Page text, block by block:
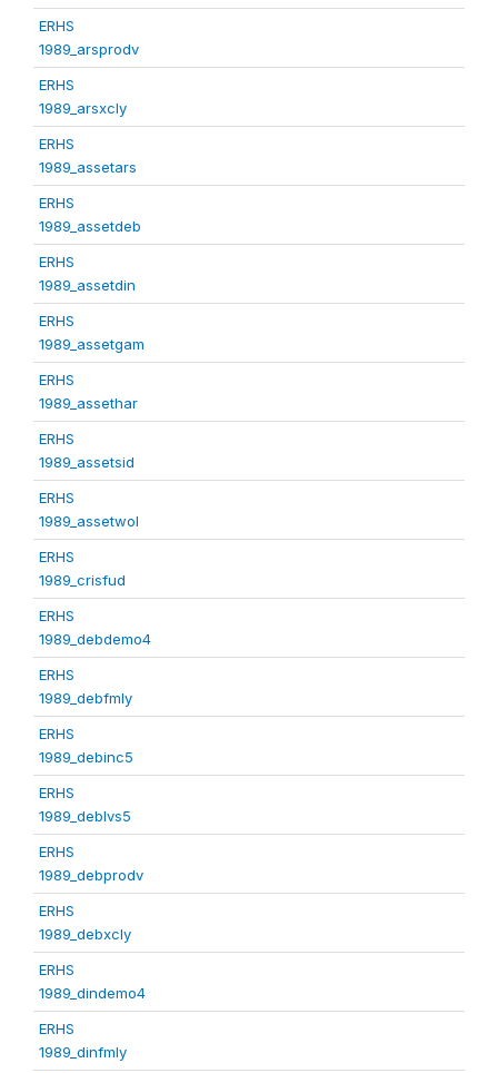
ERHS
1989_arsprodv
ERHS
1989_arsxcly
ERHS
1989_assetars
ERHS
1989_assetdeb
ERHS
1989_assetdin
ERHS
1989_assetgam
ERHS
1989_assethar
ERHS
1989_assetsid
ERHS
1989_assetwol
ERHS
1989_crisfud
ERHS
1989_debdemo4
ERHS
1989_debfmly
ERHS
1989_debinc5
ERHS
1989_deblvs5
ERHS
1989_debprodv
ERHS
1989_debxcly
ERHS
1989_dindemo4
ERHS
1989_dinfmly